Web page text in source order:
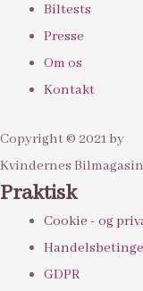
Biltests
Presse
Om os
Kontakt
Copyright © 2021 by
Kvindernes Bilmagasin
Praktisk
Cookie - og
GDPR